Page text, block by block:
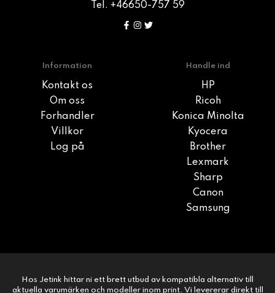
Tel. +46650-757 59
Information
Kontakt os
Om oss
Forhandler
Villkor
Log på
Handle ind
HP
Ricoh
Konica Minolta
Kyocera
Brother
Lexmark
Sharp
Canon
Samsung
Hos Jetink hittar ni ett brett utbud av kompatibla alternativ till
aktuella varumärken och modeller inom print. Vi levererar direkt till